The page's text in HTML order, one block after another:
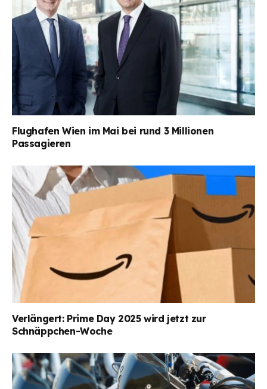
Flughafen Wien im Mai bei rund 3 Millionen
Passagieren
Verlängert: Prime Day 2025 wird jetzt zur
Schnäppchen-Woche